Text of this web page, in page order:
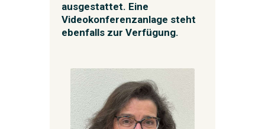
ausgestattet. Eine
Videokonferenzanlage steht
ebenfalls zur Verfügung.